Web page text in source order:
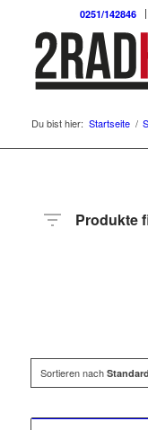
0251/142846
Du bist hier: Startseite /
Produkte
Sortieren nach Standard